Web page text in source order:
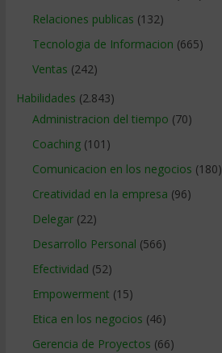
Relaciones publicas (132)
Tecnologia de Informacion (665)
Ventas (242)
Habilidades (2.843)
Administracion del tiempo (70)
Coaching(101)
Comunicacion en los negocios (180)
Creatividad en la empresa (96)
Delegar(22)
Desarrollo Personal (566)
Efectividad (52)
Empowerment (15)
Etica en los negocios (46)
Gerencia de Proyectos (66)